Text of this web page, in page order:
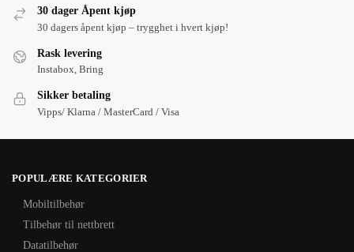
30 dager Åpent kjøp
30 dagers åpent kjøp – trygghet i hvert kjøp!
Rask levering
Instabox, Bring
Sikker betaling
Vipps/ Klarna / MasterCard / Visa
POPULÆRE KATEGORIER
Mobiltilbehør
Tilbehør til nettbrett
Datatilbehør